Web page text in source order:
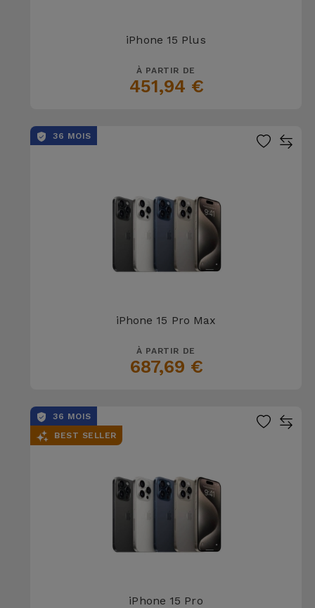
iPhone 15 Plus
À PARTIR DE
451,94 €
36 MOIS
iPhone 15 Pro Max
À PARTIR DE
687,69 €
36 MOIS
BEST SELLER
iPhone 15 Pro